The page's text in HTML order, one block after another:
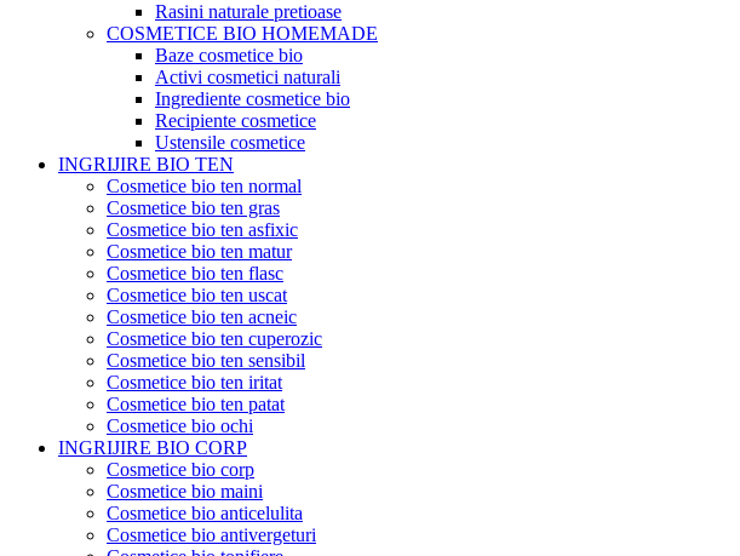
Rasini naturale pretioase
COSMETICE BIO HOMEMADE
Baze cosmetice bio
Activi cosmetici naturali
Ingrediente cosmetice bio
Recipiente cosmetice
Ustensile cosmetice
INGRIJIRE BIO TEN
Cosmetice bio ten normal
Cosmetice bio ten gras
Cosmetice bio ten asfixic
Cosmetice bio ten matur
Cosmetice bio ten flasc
Cosmetice bio ten uscat
Cosmetice bio ten acneic
Cosmetice bio ten cuperozic
Cosmetice bio ten sensibil
Cosmetice bio ten iritat
Cosmetice bio ten patat
Cosmetice bio ochi
INGRIJIRE BIO CORP
Cosmetice bio corp
Cosmetice bio maini
Cosmetice bio anticelulita
Cosmetice bio antivergeturi